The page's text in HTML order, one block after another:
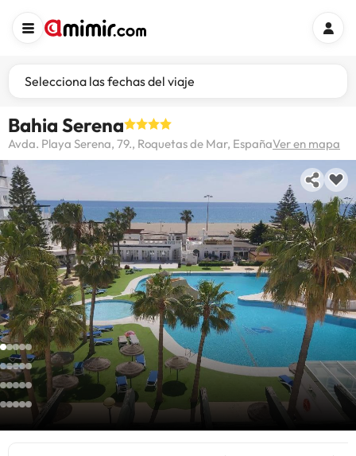
Selecciona las fechas del viaje
Bahia Serena
Avda. Playa Serena, 79., Roquetas de Mar, EspañaVer en mapa